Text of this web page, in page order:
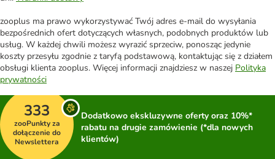
zooplus ma prawo wykorzystywać Twój adres e-mail do wysyłania
bezpośrednich ofert dotyczących własnych, podobnych produktów lub
usług. W każdej chwili możesz wyrazić sprzeciw, ponosząc jedynie
koszty przesyłu zgodnie z taryfą podstawową, kontaktując się z działem
obsługi klienta zooplus. Więcej informacji znajdziesz w naszej Polityka
prywatności
333
zooPunkty za
dołączenie do
Newslettera
Dodatkowo ekskluzywne oferty oraz 10%*
rabatu na drugie zamówienie (*dla nowych
klientów)